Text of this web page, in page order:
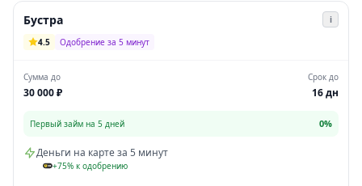
Бустра
i
4.5
Одобрение за 5 минут
Сумма до
30 000 ₽
Срок до
16 дн
Первый займ на 5 дней 0%
Деньги на карте за 5 минут
+75% к одобрению